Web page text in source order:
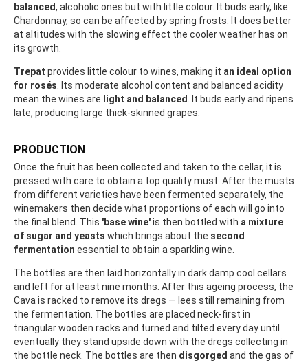
balanced, alcoholic ones but with little colour. It buds early, like
Chardonnay, so can be affected by spring frosts. It does better
at altitudes with the slowing effect the cooler weather has on
its growth.
Trepat provides little colour to wines, making it an ideal option
for rosés. Its moderate alcohol content and balanced acidity
mean the wines are light and balanced. It buds early and ripens
late, producing large thick-skinned grapes.
PRODUCTION
Once the fruit has been collected and taken to the cellar, it is
pressed with care to obtain a top quality must. After the musts
from different varieties have been fermented separately, the
winemakers then decide what proportions of each will go into
the final blend. This 'base wine'is then bottled with a mixture
of sugar and yeasts which brings about the second
fermentation essential to obtain a sparkling wine.
The bottles are then laid horizontally in dark damp cool cellars
and left for at least nine months. After this ageing process, the
Cava is racked to remove its dregs — lees still remaining from
the fermentation. The bottles are placed neck-first in
triangular wooden racks and turned and tilted every day until
eventually they stand upside down with the dregs collecting in
the bottle neck. The bottles are then disgorged and the gas of